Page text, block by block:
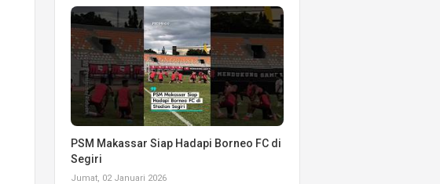
PSM Makassar Siap Hadapi Borneo FC di
Segiri
Jumat, 02 Januari 2026